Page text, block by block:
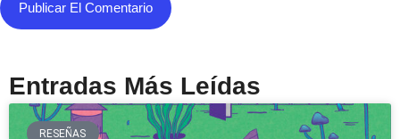
Entradas Más Leídas
RESEÑAS